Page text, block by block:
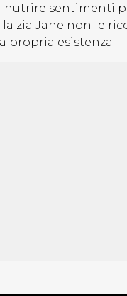
nutrire sentimenti
zia Jane non le
propria esistenza.